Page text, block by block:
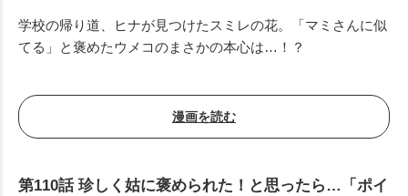
学校の帰り道、ヒナが見つけたスミレの花。「マミさんに似
てる」と褒めたウメコのまさかの本心は…！？
漫画を読む
第110話 珍しく姑に褒められた！と思ったら…「ポイ